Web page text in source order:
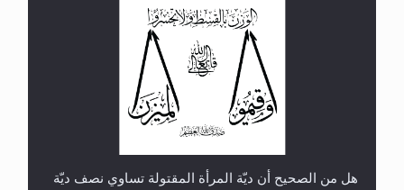
رأيٌ في لغة المسيح الموعود عليه السلام.. 4...
هل من الصحيح أن ديّة المرأة المقتولة تساوي نصف ديّة